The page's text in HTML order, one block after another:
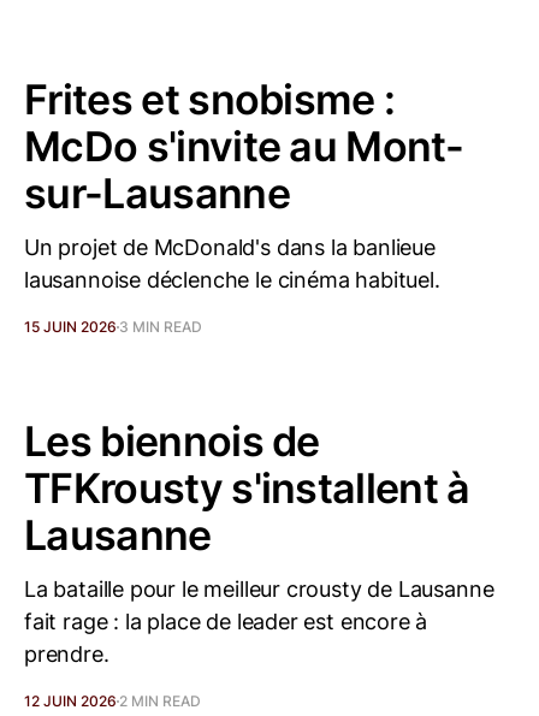
Frites et snobisme :
McDo s'invite au Mont-
sur-Lausanne
Un projet de McDonald's dans la banlieue
lausannoise déclenche le cinéma habituel.
15 JUIN 2026 3 MIN READ
Les biennois de
TFKrousty s'installent à
Lausanne
La bataille pour le meilleur crousty de Lausanne
fait rage : la place de leader est encore à
prendre.
12 JUIN 2026 2 MIN READ